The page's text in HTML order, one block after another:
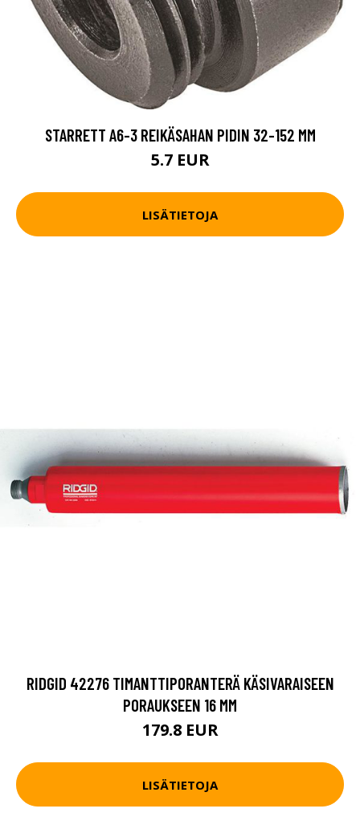
STARRETT A6-3 REIKÄSAHAN PIDIN 32-152 MM
5.7 EUR
LISÄTIETOJA
RIDGID 42276 TIMANTTIPORANTERÄ KÄSIVARAISEEN
PORAUKSEEN 16 MM
179.8 EUR
LISÄTIETOJA